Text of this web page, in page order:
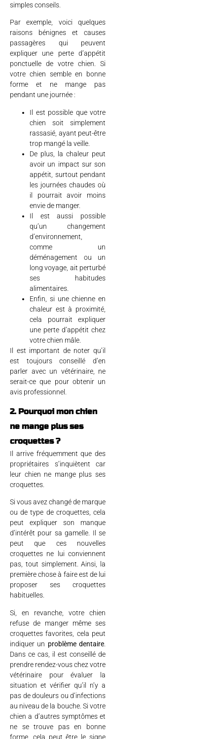
simples conseils.
Par exemple, voici quelques
raisons bénignes et causes
passagères qui peuvent
expliquer une perte d’appétit
ponctuelle de votre chien. Si
votre chien semble en bonne
forme et ne mange pas
pendant une journée :
Il est possible que votre
chien soit simplement
rassasié, ayant peut-être
trop mangé la veille.
De plus, la chaleur peut
avoir un impact sur son
appétit, surtout pendant
les journées chaudes où
il pourrait avoir moins
envie de manger.
Il est aussi possible
qu’un changement
d’environnement,
comme un
déménagement ou un
long voyage, ait perturbé
ses habitudes
alimentaires.
Enfin, si une chienne en
chaleur est à proximité,
cela pourrait expliquer
une perte d’appétit chez
votre chien mâle.
Il est important de noter qu’il
est toujours conseillé d’en
parler avec un vétérinaire, ne
serait-ce que pour obtenir un
avis professionnel.
2. Pourquoi mon chien
ne mange plus ses
croquettes ?
Il arrive fréquemment que des
propriétaires s’inquiètent car
leur chien ne mange plus ses
croquettes.
Si vous avez changé de marque
ou de type de croquettes, cela
peut expliquer son manque
d’intérêt pour sa gamelle. Il se
peut que ces nouvelles
croquettes ne lui conviennent
pas, tout simplement. Ainsi, la
première chose à faire est de lui
proposer ses croquettes
habituelles.
Si, en revanche, votre chien
refuse de manger même ses
croquettes favorites, cela peut
indiquer un problème dentaire
Dans ce cas, il est conseillé de
prendre rendez-vous chez votre
vétérinaire pour évaluer la
situation et vérifier qu’il n’y a
pas de douleurs ou d’infections
au niveau de la bouche. Si votre
chien a d’autres symptômes et
ne se trouve pas en bonne
forme, cela peut être le signe